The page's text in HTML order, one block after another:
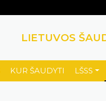
LIETUVOS
KUR ŠAUDYTI LŠSS